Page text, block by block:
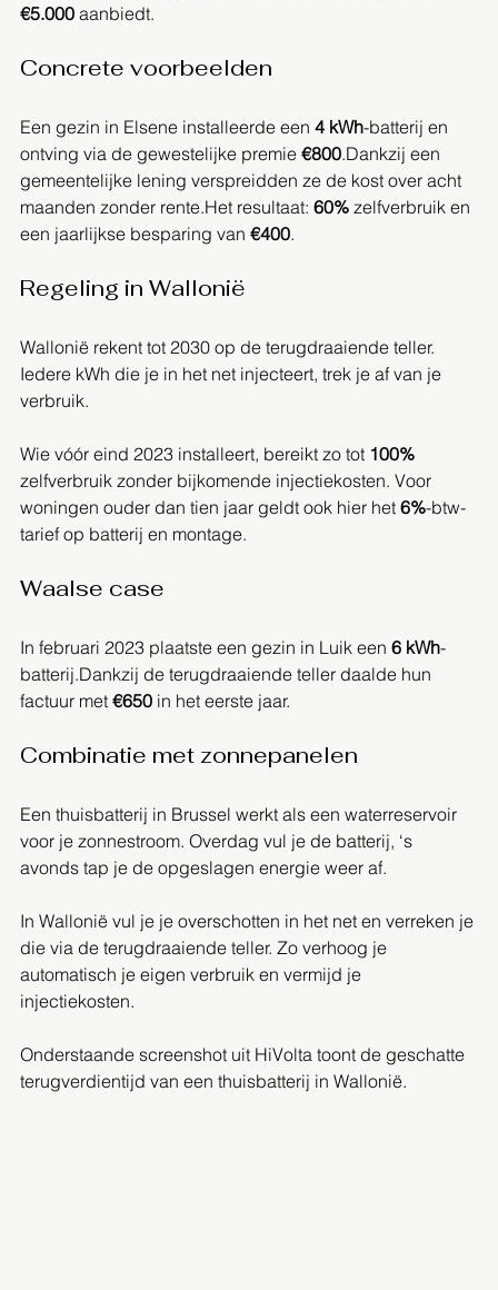
€5.000 aanbiedt.
Concrete voorbeelden
Een gezin in Elsene installeerde een 4 kWh-batterij en
ontving via de gewestelijke premie €800.Dankzij een
gemeentelijke lening verspreidden ze de kost over acht
maanden zonder rente.Het resultaat: 60% zelfverbruik en
een jaarlijkse besparing van €400.
Regeling in Wallonië
Wallonië rekent tot 2030 op de terugdraaiende teller.
Iedere kWh die je in het net injecteert, trek je af van je
verbruik.
Wie vóór eind 2023 installeert, bereikt zo tot 100%
zelfverbruik zonder bijkomende injectiekosten. Voor
woningen ouder dan tien jaar geldt ook hier het 6%-btw-
tarief op batterij en montage.
Waalse case
In februari 2023 plaatste een gezin in Luik een 6 kWh-
batterij.Dankzij de terugdraaiende teller daalde hun
factuur met €650 in het eerste jaar.
Combinatie met zonnepanelen
Een thuisbatterij in Brussel werkt als een waterreservoir
voor je zonnestroom. Overdag vul je de batterij, ‘s
avonds tap je de opgeslagen energie weer af.
In Wallonië vul je je overschotten in het net en verreken je
die via de terugdraaiende teller. Zo verhoog je
automatisch je eigen verbruik en vermijd je
injectiekosten.
Onderstaande screenshot uit HiVolta toont de geschatte
terugverdientijd van een thuisbatterij in Wallonië.